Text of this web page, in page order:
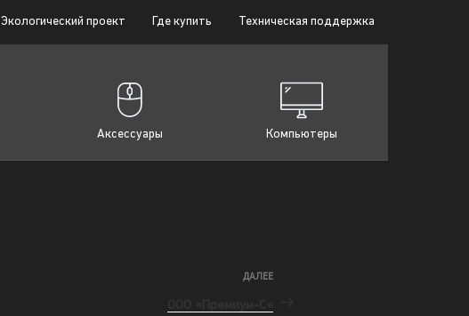
Экологический проект Где купить Техническая поддержка
Аксессуары Компьютеры
ДАЛЕЕ